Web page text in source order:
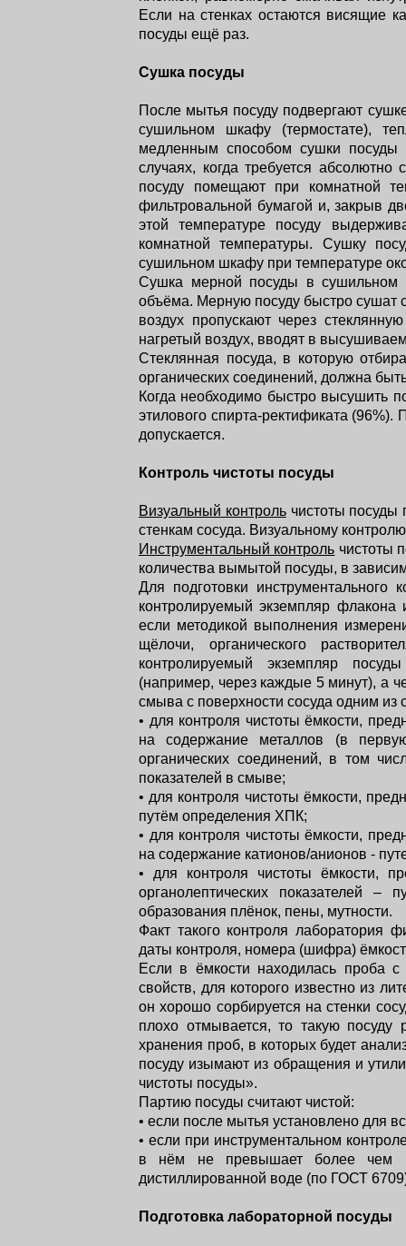
Если на стенках остаются висящие
посуды ещё раз.
Сушка посуды
После мытья посуду подвергают
сушильном шкафу (термостате),
медленным способом сушки
случаях, когда требуется
посуду помещают при комнатной
фильтровальной бумагой и, закрыв
этой температуре посуду
комнатной температуры. Сушку
сушильном шкафу при температуре
Сушка мерной посуды в сушильном
объёма. Мерную посуду быстро сушат
воздух пропускают через
нагретый воздух, вводят в
Стеклянная посуда, в которую
органических соединений, должна
Когда необходимо быстро высушить
этилового спирта-ректификата
допускается.
Контроль чистоты посуды
Визуальный контрольчистоты посуды
стенкам сосуда. Визуальному
Инструментальный контроль чистоты
количества вымытой посуды, в
Для подготовки
контролируемый экземпляр
если методикой выполнения
щёлочи, органического
контролируемый экземпляр
(например, через каждые 5 минут), а
смыва с поверхности сосуда одним из
• для контроля чистоты ёмкости,
на содержание металлов (в
органических соединений, в том
показателей в смыве;
• для контроля чистоты ёмкости,
путём определения ХПК;
• для контроля чистоты ёмкости,
на содержание катионов/анионов -
• для контроля чистоты ёмкости,
органолептических показателей –
образования плёнок, пены, мутности.
Факт такого контроля лаборатория
даты контроля, номера (шифра)
Если в ёмкости находилась проба
свойств, для которого известно из
он хорошо сорбируется на стенки
плохо отмывается, то такую
хранения проб, в которых будет
посуду изымают из обращения и
чистоты посуды».
Партию посуды считают чистой:
• если после мытья установлено для
• если при инструментальном
в нём не превышает более чем
дистиллированной воде (по ГОСТ
Подготовка лабораторной посуды